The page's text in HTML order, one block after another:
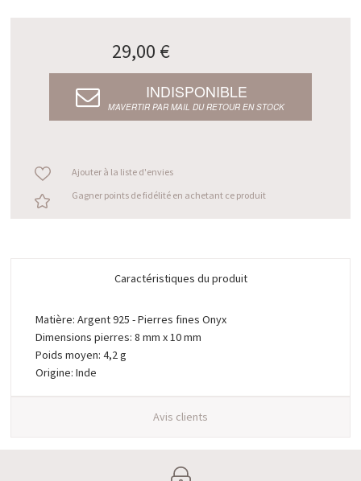
29,00 €
INDISPONIBLE
M’AVERTIR PAR MAIL DU RETOUR EN STOCK
Ajouter à la liste d'envies
Gagner points de fidélité en achetant ce produit
Caractéristiques du produit
Matière: Argent 925 - Pierres fines Onyx
Dimensions pierres: 8 mm x 10 mm
Poids moyen: 4,2 g
Origine: Inde
Avis clients